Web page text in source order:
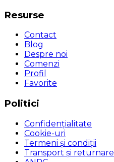
Resurse
Contact
Blog
Despre noi
Comenzi
Profil
Favorite
Politici
Confidențialitate
Cookie-uri
Termeni și condiții
Transport și returnare